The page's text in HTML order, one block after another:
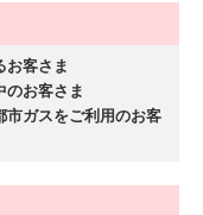
お客さま
のお客さま
市ガスをご利用のお客